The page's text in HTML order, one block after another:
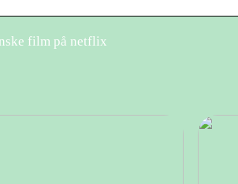
film på netflix